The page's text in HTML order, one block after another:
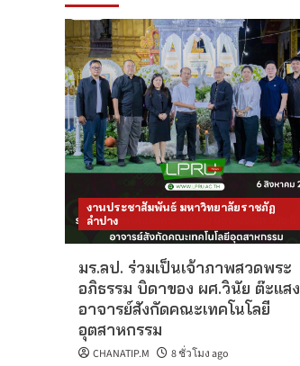
งานประชาสัมพันธ์ มหาวิทยาลัยราชภัฏ
ลำปาง
มร.ลป. ร่วมเป็นเจ้าภาพสวดพระ
อภิธรรม บิดาของ ผศ.วินัย ต๊ะแสง
อาจารย์สังกัดคณะเทคโนโลยี
อุตสาหกรรม
CHANATIP.M 8 ชั่วโมง ago